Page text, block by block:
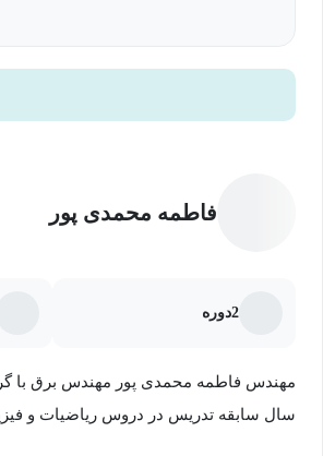
فاطمه محمدی پور
2دوره
سال سابقه تدریس در دروس ریاضیات و